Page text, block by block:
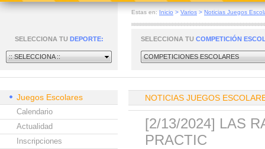
Estas en: Inicio > Varios > Noticias Juegos
SELECCIONA TU DEPORTE:
:: SELECCIONA ::
SELECCIONA TU COMPETICIÓN
COMPETICIONES ESCOLARES
Juegos Escolares
Calendario
Actualidad
Inscripciones
NOTICIAS JUEGOS
[2/13/2024] LAS
PRACTIC